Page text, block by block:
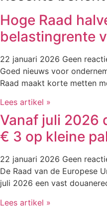
Hoge Raad
belastingrente
22 januari 2026 Geen
Goed nieuws voor
Raad maakt korte metten
Lees artikel »
Vanaf juli 2026
€ 3 op kleine
22 januari 2026 Geen
De Raad van de Europese
juli 2026 een vast
Lees artikel »